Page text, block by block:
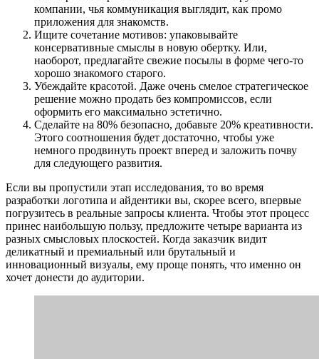
компании, чья коммуникация выглядит, как промо
приложения для знакомств.
Ищите сочетание мотивов: упаковывайте
консервативные смыслы в новую обертку. Или,
наоборот, предлагайте свежие посылы в форме чего-то
хорошо знакомого старого.
Убеждайте красотой. Даже очень смелое стратегическое
решение можно продать без компромиссов, если
оформить его максимально эстетично.
Сделайте на 80% безопасно, добавьте 20% креативности.
Этого соотношения будет достаточно, чтобы уже
немного продвинуть проект вперед и заложить почву
для следующего развития.
Если вы пропустили этап исследования, то во время
разработки логотипа и айдентики вы, скорее всего, впервые
погрузитесь в реальные запросы клиента. Чтобы этот процесс
принес наибольшую пользу, предложите четыре варианта из
разных смысловых плоскостей. Когда заказчик видит
деликатный и премиальный или брутальный и
инновационный визуалы, ему проще понять, что именно он
хочет донести до аудитории.